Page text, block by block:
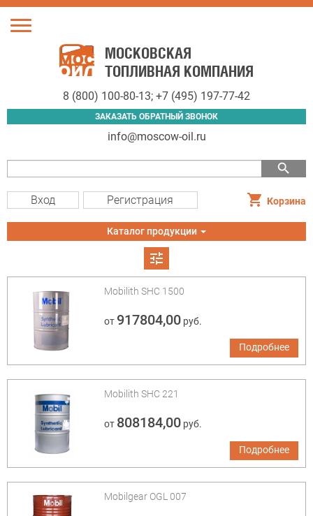
Toggle
МОСКОВСКАЯ
ТОПЛИВНАЯ КОМПАНИЯ
8 (800) 100-80-13; +7 (495) 197-77-42
ЗАКАЗАТЬ ОБРАТНЫЙ ЗВОНОК
info@moscow-oil.ru
search
Вход Регистрация Корзина
Toggle
navigation
Каталог продукции
tune
Mobilith SHC 1500
от 917804,00руб.
Подробнее
Mobilith SHC 221
от 808184,00руб.
Подробнее
Mobilgear OGL 007